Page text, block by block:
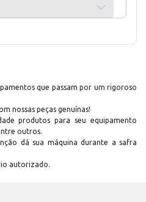
que passam por um rigoroso
nossas peças genuínas!
produtos para seu equipamento
outros.
dá sua máquina durante a safra
autorizado.